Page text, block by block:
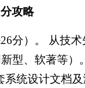
攻略
分）。 从技
型、软著等
统设计文档